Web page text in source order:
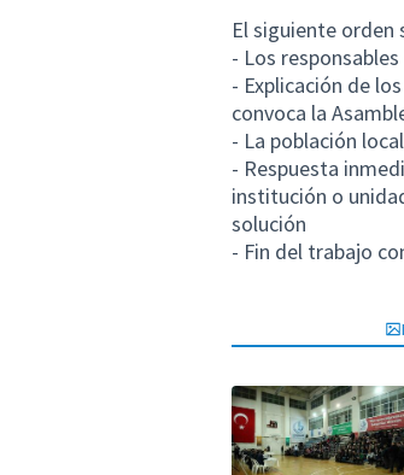
El siguiente orden
- Los
- Explicación de
convoca la
- La población
- Respuesta
institución o
solución
- Fin del trabajo